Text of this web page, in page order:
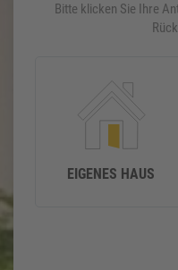
Bitte klicken Sie Ihre
EIGENES HAUS